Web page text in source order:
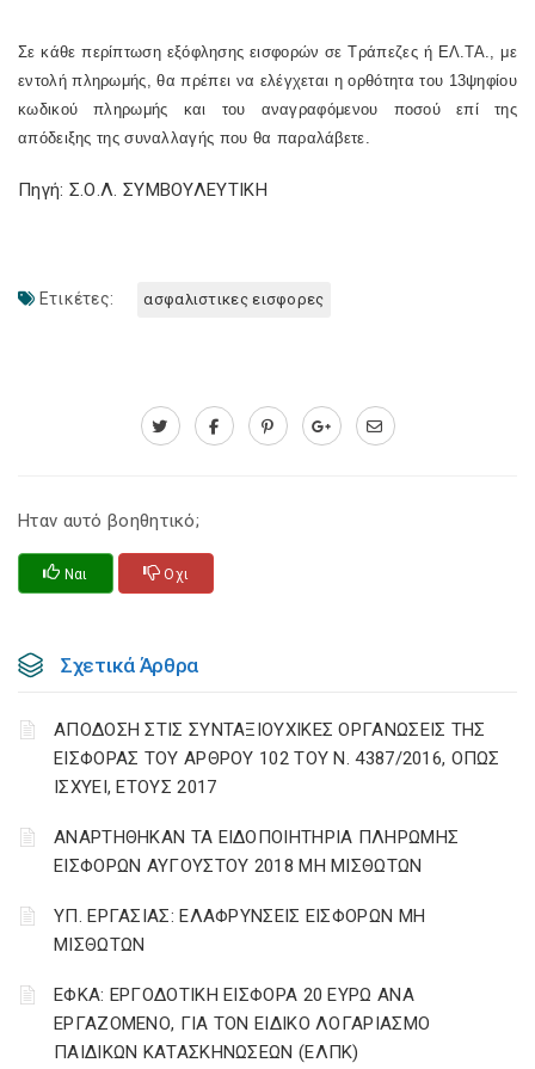
Σε κάθε περίπτωση εξόφλησης εισφορών σε Τράπεζες ή ΕΛ.ΤΑ., με
εντολή πληρωμής, θα πρέπει να ελέγχεται η ορθότητα του 13ψηφίου
κωδικού πληρωμής και του αναγραφόμενου ποσού επί της
απόδειξης της συναλλαγής που θα παραλάβετε.
Πηγή: Σ.Ο.Λ. ΣΥΜΒΟΥΛΕΥΤΙΚΗ
Ετικέτες: ασφαλιστικες εισφορες
Ηταν αυτό βοηθητικό;
Ναι Οχι
Σχετικά Άρθρα
ΑΠΟΔΟΣΗ ΣΤΙΣ ΣΥΝΤΑΞΙΟΥΧΙΚΕΣ ΟΡΓΑΝΩΣΕΙΣ ΤΗΣ
ΕΙΣΦΟΡΑΣ ΤΟΥ ΑΡΘΡΟΥ 102 ΤΟΥ Ν. 4387/2016, ΟΠΩΣ
ΙΣΧΥΕΙ, ΕΤΟΥΣ 2017
ΑΝΑΡΤΗΘΗΚΑΝ ΤΑ ΕΙΔΟΠΟΙΗΤΗΡΙΑ ΠΛΗΡΩΜΗΣ
ΕΙΣΦΟΡΩΝ ΑΥΓΟΥΣΤΟΥ 2018 ΜΗ ΜΙΣΘΩΤΩΝ
ΥΠ. ΕΡΓΑΣΙΑΣ: ΕΛΑΦΡΥΝΣΕΙΣ ΕΙΣΦΟΡΩΝ ΜΗ
ΜΙΣΘΩΤΩΝ
ΕΦΚΑ: ΕΡΓΟΔΟΤΙΚΗ ΕΙΣΦΟΡΑ 20 ΕΥΡΩ ΑΝΑ
ΕΡΓΑΖΟΜΕΝΟ, ΓΙΑ ΤΟΝ ΕΙΔΙΚΟ ΛΟΓΑΡΙΑΣΜΟ
ΠΑΙΔΙΚΩΝ ΚΑΤΑΣΚΗΝΩΣΕΩΝ (ΕΛΠΚ)